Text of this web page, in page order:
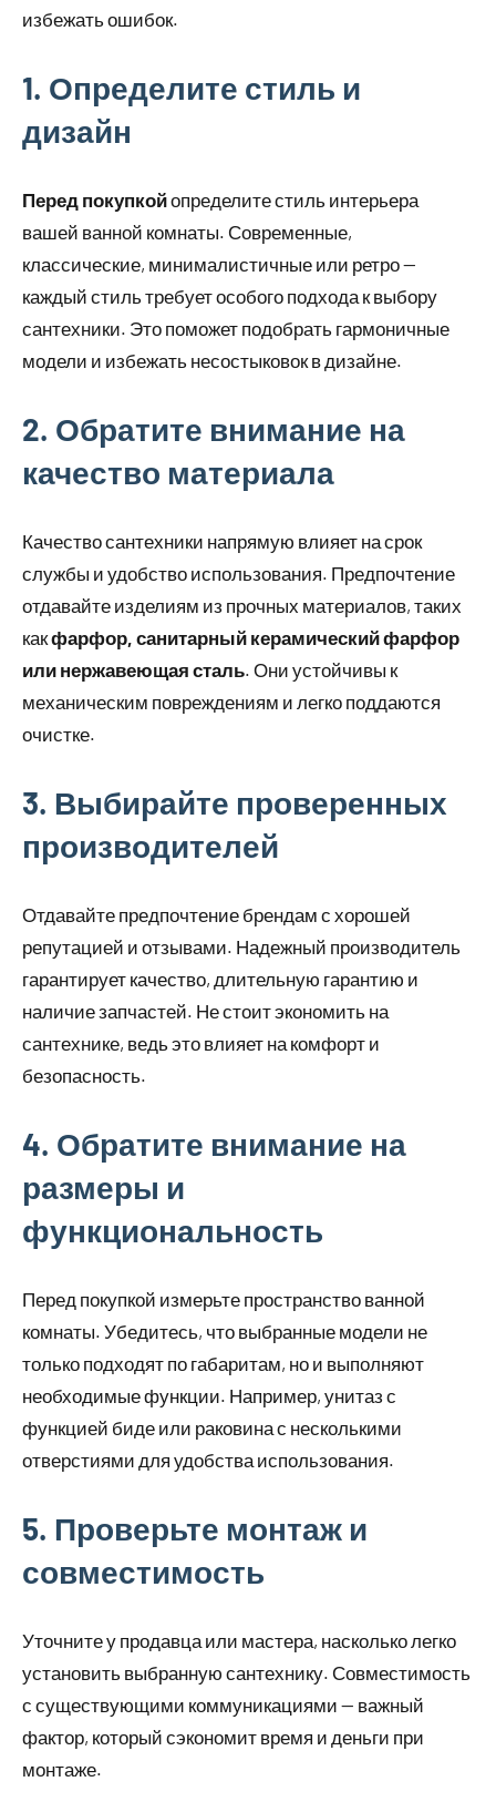
избежать ошибок.
1. Определите стиль и
дизайн
Перед покупкойопределите стиль интерьера
вашей ванной комнаты. Современные,
классические, минималистичные или ретро —
каждый стиль требует особого подхода к выбору
сантехники. Это поможет подобрать гармоничные
модели и избежать несостыковок в дизайне.
2. Обратите внимание на
качество материала
Качество сантехники напрямую влияет на срок
службы и удобство использования. Предпочтение
отдавайте изделиям из прочных материалов, таких
какфарфор, санитарный керамический фарфор
или нержавеющая сталь. Они устойчивы к
механическим повреждениям и легко поддаются
очистке.
3. Выбирайте проверенных
производителей
Отдавайте предпочтение брендам с хорошей
репутацией и отзывами. Надежный производитель
гарантирует качество, длительную гарантию и
наличие запчастей. Не стоит экономить на
сантехнике, ведь это влияет на комфорт и
безопасность.
4. Обратите внимание на
размеры и
функциональность
Перед покупкой измерьте пространство ванной
комнаты. Убедитесь, что выбранные модели не
только подходят по габаритам, но и выполняют
необходимые функции. Например, унитаз с
функцией биде или раковина с несколькими
отверстиями для удобства использования.
5. Проверьте монтаж и
совместимость
Уточните у продавца или мастера, насколько легко
установить выбранную сантехнику. Совместимость
с существующими коммуникациями — важный
фактор, который сэкономит время и деньги при
монтаже.